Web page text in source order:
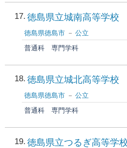
17 徳島県立城南高等学校
徳島県徳島市
公立
普通科
専門学科
18 徳島県立城北高等学校
徳島県徳島市
公立
普通科
専門学科
19 徳島県立つるぎ高等学